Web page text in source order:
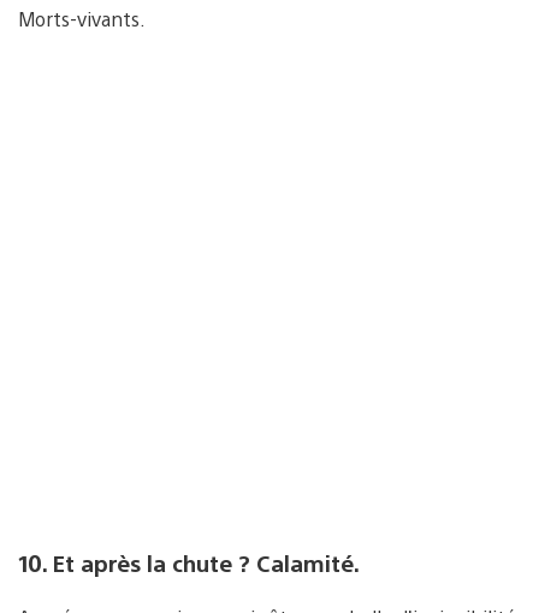
Morts-vivants.
10. Et après la chute ? Calamité.